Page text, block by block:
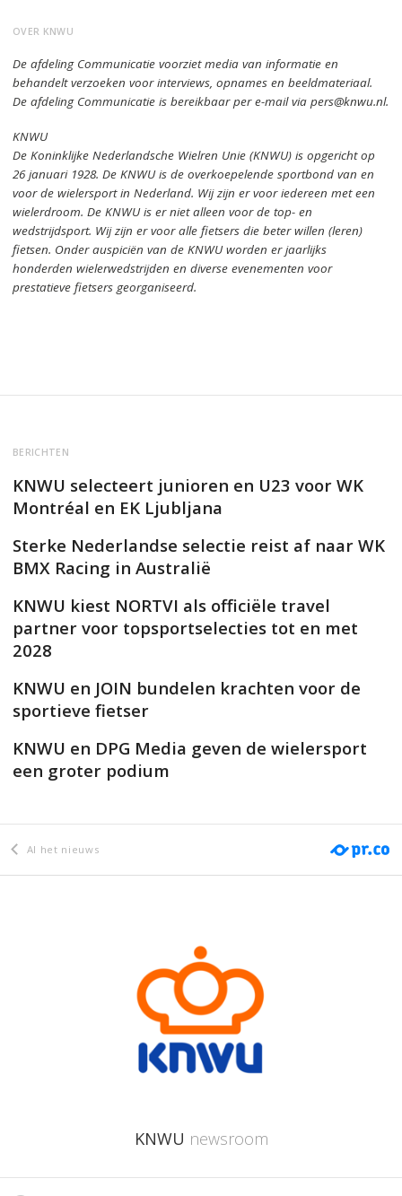
OVER KNWU
De afdeling Communicatie voorziet media van informatie en
behandelt verzoeken voor interviews, opnames en beeldmateriaal.
De afdeling Communicatie is bereikbaar per e-mail via pers@knwu.nl.
KNWU
De Koninklijke Nederlandsche Wielren Unie (KNWU) is opgericht op
26 januari 1928.De KNWU is de overkoepelende sportbond van en
voor de wielersport in Nederland. Wij zijn er voor iedereen met een
wielerdroom.De KNWU is er niet alleen voor de top- en
wedstrijdsport. Wij zijn ervoor alle fietsers die beter willen (leren)
fietsen. Onder auspiciën van de KNWU worden er jaarlijks
honderden wielerwedstrijden en diverse evenementen voor
prestatieve fietsers georganiseerd.
BERICHTEN
KNWU selecteert junioren en U23 voor WK
Montréal en EK Ljubljana
Sterke Nederlandse selectie reist af naar WK
BMX Racing in Australië
KNWU kiest NORTVI als officiële travel
partner voor topsportselecties tot en met
2028
KNWU en JOIN bundelen krachten voor de
sportieve fietser
KNWU en DPG Media geven de wielersport
een groter podium
Al het nieuws
KNWU newsroom